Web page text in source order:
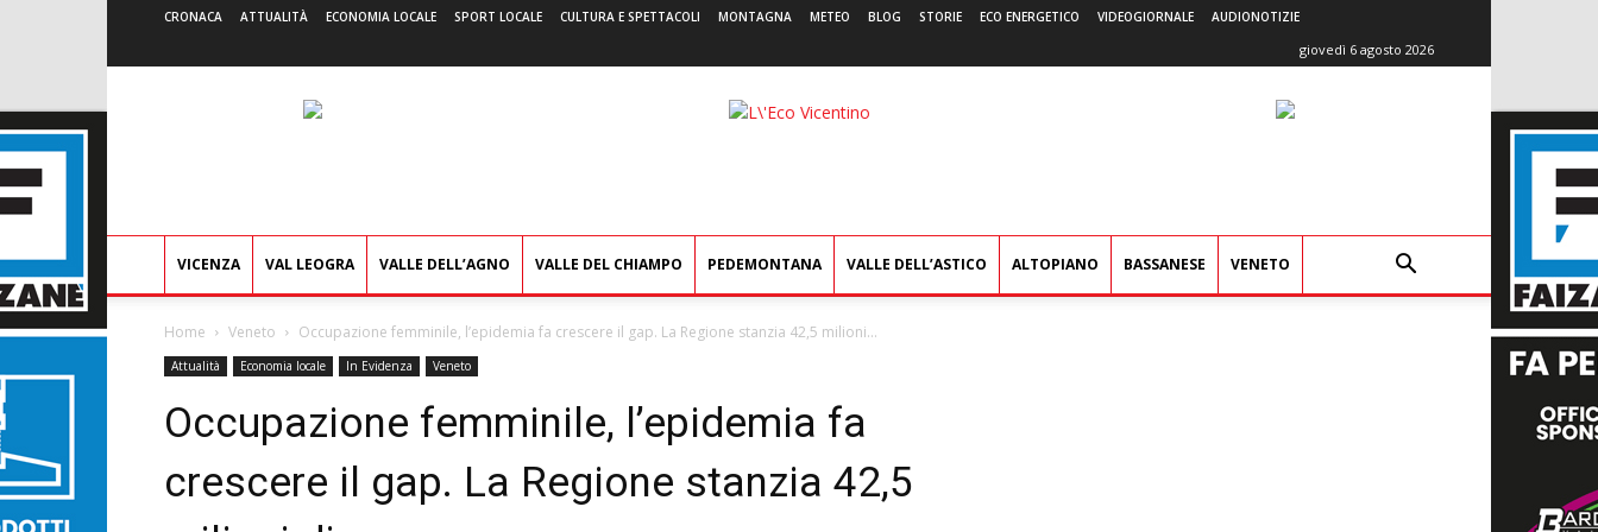
CRONACA ATTUALITÀ ECONOMIA LOCALE SPORT LOCALE CULTURA E SPETTACOLI MONTAGNA METEO BLOG STORIE ECO ENERGETICO VIDEOGIORNALE AUDIONOTIZIE
giovedì 6 agosto 2026
L'Eco
VICENZA VAL LEOGRA VALLE DELL’AGNO VALLE DEL CHIAMPO PEDEMONTANA VALLE DELL’ASTICO ALTOPIANO BASSANESE VENETO
Home Veneto Occupazione femminile, l’epidemia fa crescere il gap. La Regione stanzia 42,5 milioni...
Attualità Economia locale In Evidenza Veneto
Occupazione femminile, l’epidemia fa
crescere il gap. La Regione stanzia 42,5